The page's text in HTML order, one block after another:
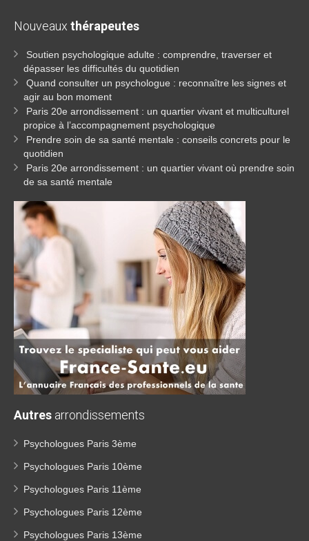
Nouveaux thérapeutes
Soutien psychologique adulte : comprendre, traverser et
dépasser les difficultés du quotidien
Quand consulter un psychologue : reconnaître les signes et
agir au bon moment
Paris 20e arrondissement : un quartier vivant et multiculturel
propice à l’accompagnement psychologique
Prendre soin de sa santé mentale : conseils concrets pour le
quotidien
Paris 20e arrondissement : un quartier vivant où prendre soin
de sa santé mentale
Autres arrondissements
Psychologues Paris 3ème
Psychologues Paris 10ème
Psychologues Paris 11ème
Psychologues Paris 12ème
Psychologues Paris 13ème